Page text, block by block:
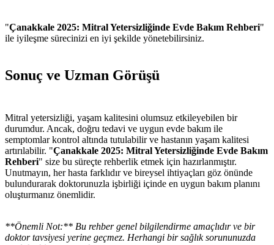
"Çanakkale 2025: Mitral Yetersizliğinde Evde Bakım Rehberi"
ile iyileşme sürecinizi en iyi şekilde yönetebilirsiniz.
Sonuç ve Uzman Görüşü
Mitral yetersizliği, yaşam kalitesini olumsuz etkileyebilen bir
durumdur. Ancak, doğru tedavi ve uygun evde bakım ile
semptomlar kontrol altında tutulabilir ve hastanın yaşam kalitesi
artırılabilir. "Çanakkale 2025: Mitral Yetersizliğinde Evde Bakım
Rehberi" size bu süreçte rehberlik etmek için hazırlanmıştır.
Unutmayın, her hasta farklıdır ve bireysel ihtiyaçları göz önünde
bulundurarak doktorunuzla işbirliği içinde en uygun bakım planını
oluşturmanız önemlidir.
**Önemli Not:** Bu rehber genel bilgilendirme amaçlıdır ve bir
doktor tavsiyesi yerine geçmez. Herhangi bir sağlık sorununuzda